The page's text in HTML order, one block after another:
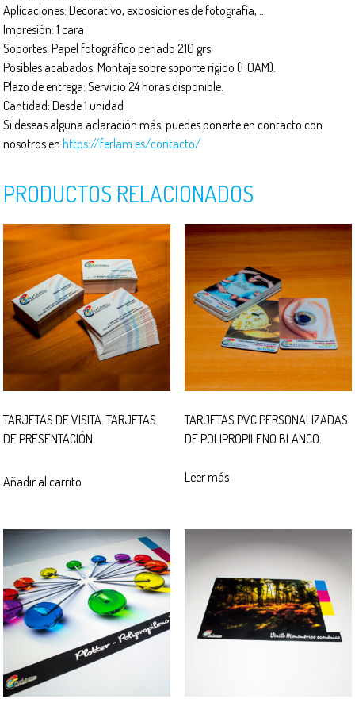
Aplicaciones: Decorativo, exposiciones de fotografía, …
Impresión: 1 cara
Soportes: Papel fotográfico perlado 210 grs
Posibles acabados: Montaje sobre soporte rígido (FOAM).
Plazo de entrega: Servicio 24 horas disponible.
Cantidad: Desde 1 unidad
Si deseas alguna aclaración más, puedes ponerte en contacto con
nosotros enhttps://ferlam.es/contacto/
PRODUCTOS RELACIONADOS
TARJETAS DE VISITA. TARJETAS
DE PRESENTACIÓN
Añadir al carrito
TARJETAS PVC PERSONALIZADAS
DE POLIPROPILENO BLANCO.
Leer más